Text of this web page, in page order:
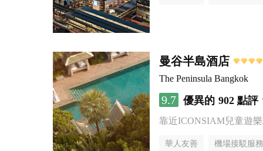
曼谷半島酒店
The Peninsula Bangkok
9.7 優異的 902 點評
靠近ICONSIAM兒童遊
華人友善 機場接駁服務